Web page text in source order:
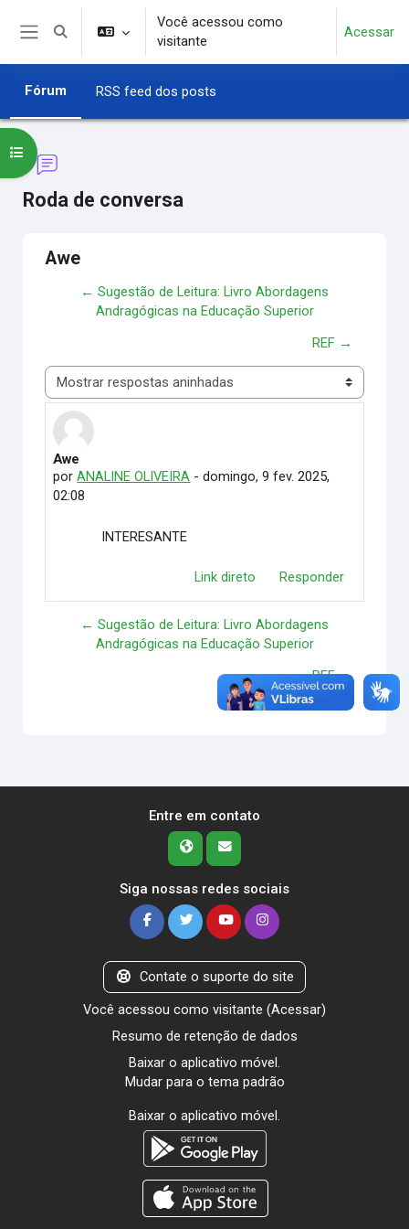
Ir para o conteúdo principal
Alternar entrada de pesquisa
Você acessou como
visitante
Acessar
Fórum RSS feed dos posts
Roda de conversa
Abrir índice do curso
Awe
← Sugestão de Leitura: Livro Abordagens
Andragógicas na Educação Superior
REF →
Modo de visualização
Awe
porANALINE OLIVEIRA -domingo, 9 fev. 2025,
02:08
Número de respostas: 0
INTERESANTE
Link direto Responder
← Sugestão de Leitura: Livro Abordagens
Andragógicas na Educação Superior
REF →
Entre em contato
Siga nossas redes sociais
Contate o suporte do site
Você acessou como visitante (Acessar)
Resumo de retenção de dados
Baixar o aplicativo móvel.
Mudar para o tema padrão
Baixar o aplicativo móvel.